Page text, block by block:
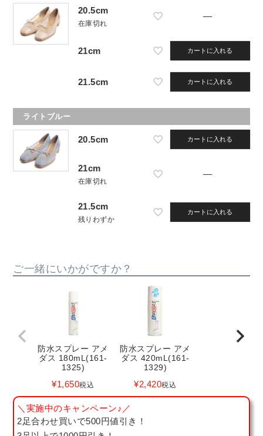
20.5cm
在庫切れ
—
21cm カートに入れる
21.5cm カートに入れる
ライトブルー
20.5cm カートに入れる
21cm
在庫切れ
—
21.5cm
残りわずか
カートに入れる
ご一緒にいかがですか？
防水スプレー アメ
ダス 180mL(161-
1325)
¥1,650税込
防水スプレー アメ
ダス 420mL(161-
1329)
¥2,420税込
＼実施中のキャンペーン♪／
2足合わせ買いで500円値引き！